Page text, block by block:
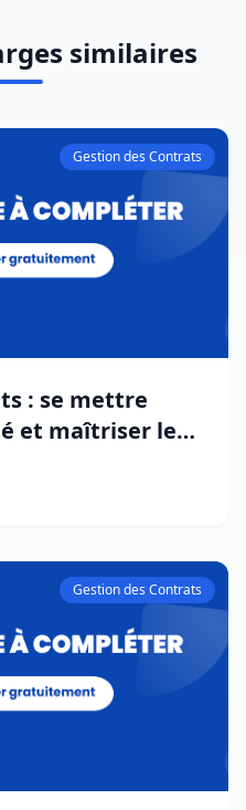
similaires
Gestion des Contrats
et maîtriser les
Gestion des Contrats